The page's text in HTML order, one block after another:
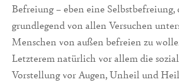
Befreiung – eben eine Selbstbefreiung,
grundlegend von allen Versuchen
Menschen von außen befreien zu
Letzterem natürlich vor allem die
Vorstellung vor Augen, Unheil und